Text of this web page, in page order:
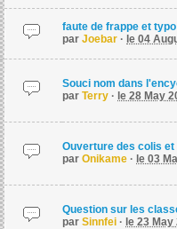
faute de frappe et typo
par Joebar · le 04
Souci nom dans
par Terry · le 28 May
Ouverture des colis
par Onikame · le 03
Question sur les
par Sinnfei · le 23